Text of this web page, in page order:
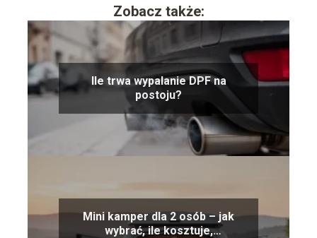
Zobacz także:
Ile trwa wypalanie DPF na
postoju?
Mini kamper dla 2 osób – jak
wybrać, ile kosztuje,